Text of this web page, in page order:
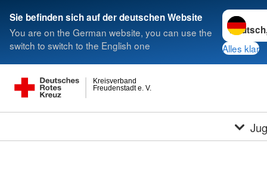
Sie befinden sich auf der deutschen Website
You are on the German website, you can use the
switch to switch to the English one
Sprache
Alles klar
Freudenstadt e. V.
Kreisverband